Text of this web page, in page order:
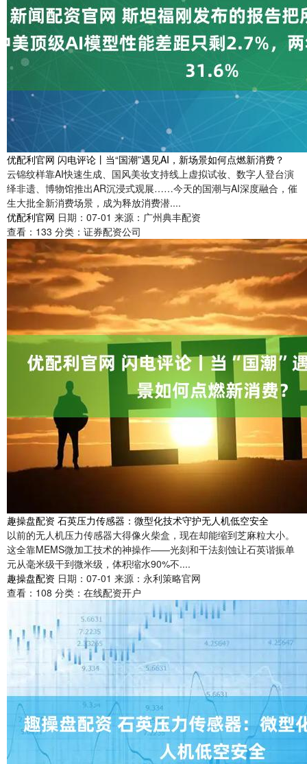
优配利官网 闪电评论丨当“国潮”遇见AI，新场景如何点燃新消费？
云锦纹样靠AI快速生成、国风美妆支持线上虚拟试妆、数字人登台演
绎非遗、博物馆推出AR沉浸式观展……今天的国潮与AI深度融合，催
生大批全新消费场景，成为释放消费潜....
优配利官网 日期：07-01 来源：广州典丰配资
查看： 133 分类： 证券配资公司
趣操盘配资 石英压力传感器：微型化技术守护无人机低空安全
以前的无人机压力传感器大得像火柴盒，现在却能缩到芝麻粒大小。
这全靠MEMS微加工技术的神操作——光刻和干法刻蚀让石英谐振单
元从毫米级干到微米级，体积缩水90%不....
趣操盘配资 日期：07-01 来源：永利策略官网
查看： 108 分类： 在线配资开户